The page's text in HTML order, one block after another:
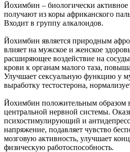
Йохимбин – биологически активное
получают из коры африканского
Входит в группу алкалоидов.
Йохимбин является природным
влияет на мужское и женское
расширяющее воздействие на
крови к органам малого таза,
Улучшает сексуальную функцию у
выработку тестостерона,
Йохимбин положительным образом
центральной нервной системы.
психостимулирующий и
напряжение, подавляет чувство
мозговую активность, улучшает
физическую работоспособность.